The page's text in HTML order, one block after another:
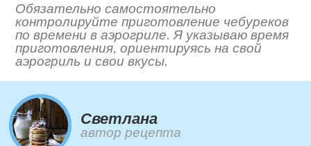
Обязательно самостоятельно
контролируйте приготовление чебуреков
по времени в аэрогриле. Я указываю время
приготовления, ориентируясь на свой
аэрогриль и свои вкусы.
Светлана
автор рецепта